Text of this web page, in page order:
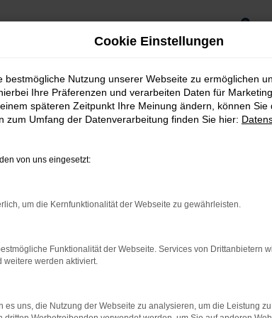
0
Cookie Einstellungen
bestmögliche Nutzung unserer Webseite zu ermöglichen
Ihre Präferenzen und verarbeiten Daten für
späteren Zeitpunkt Ihre Meinung ändern, können
zum Umfang der Datenverarbeitung finden Sie hier:
von uns eingesetzt:
um die Kernfunktionalität der Webseite zu gewährleisten.
Funktionalität der Webseite. Services von Drittanbietern
weitere werden aktiviert.
es uns, die Nutzung der Webseite zu analysieren, um die Leistung